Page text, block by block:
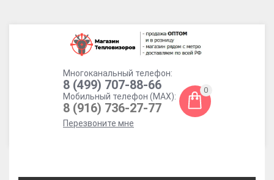
Многоканальный телефон:
8 (499) 707-88-66
Мобильный телефон (MAX):
8 (916) 736-27-77
Перезвоните мне
0